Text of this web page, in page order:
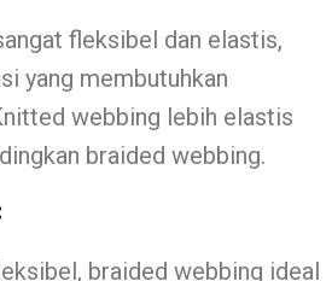
fleksibel dan elastis,
yang membutuhkan
webbing lebih elastis
braided webbing.
braided webbing ideal